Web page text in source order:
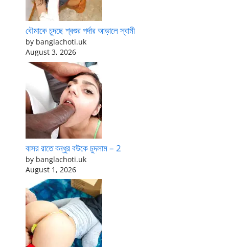
বৌমাকে চুদছে শ্বশুর পর্দার আড়ালে স্বামী
by banglachoti.uk
August 3, 2026
বাসর রাতে বন্ধুর বউকে চুদলাম – 2
by banglachoti.uk
August 1, 2026